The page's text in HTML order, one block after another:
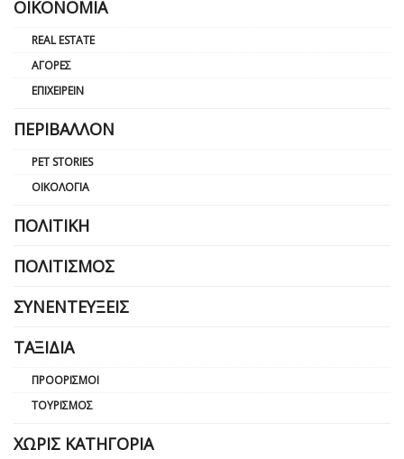
ΟΙΚΟΝΟΜΊΑ
REAL ESTATE
ΑΓΟΡΈΣ
ΕΠΙΧΕΙΡΕΊΝ
ΠΕΡΙΒΆΛΛΟΝ
PET STORIES
ΟΙΚΟΛΟΓΊΑ
ΠΟΛΙΤΙΚΉ
ΠΟΛΙΤΙΣΜΌΣ
ΣΥΝΕΝΤΕΎΞΕΙΣ
ΤΑΞΊΔΙΑ
ΠΡΟΟΡΙΣΜΟΊ
ΤΟΥΡΙΣΜΌΣ
ΧΩΡΊΣ ΚΑΤΗΓΟΡΊΑ